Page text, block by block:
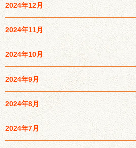
2024年12月
2024年11月
2024年10月
2024年9月
2024年8月
2024年7月